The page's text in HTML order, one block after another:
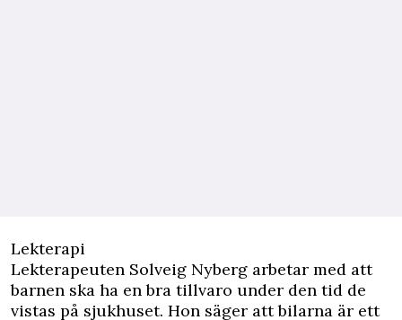
Lekterapi
Lekterapeuten Solveig Nyberg arbetar med att
barnen ska ha en bra tillvaro under den tid de
vistas på sjukhuset. Hon säger att bilarna är ett